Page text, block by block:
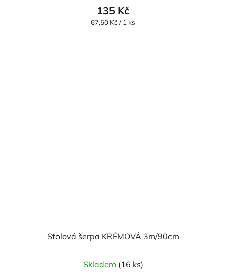
135 Kč
Měrná
67,50 Kč / 1 ks
Stolová šerpa KRÉMOVÁ 3m/90cm
Skladem (16 ks)